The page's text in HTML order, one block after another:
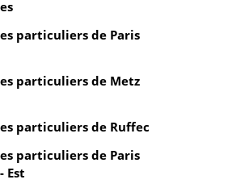
particuliers de Paris
particuliers de Metz
particuliers de Ruffec
particuliers de Paris
Est